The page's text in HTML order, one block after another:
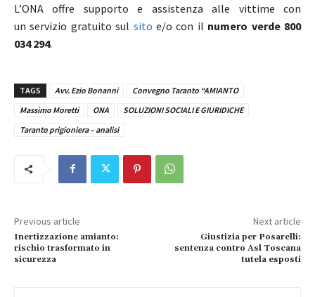
L’ONA offre supporto e assistenza alle vittime con
un servizio gratuito sul sito e/o con il numero verde 800
034 294.
TAGS Avv. Ezio Bonanni
Convegno Taranto “AMIANTO
Massimo Moretti
ONA
SOLUZIONI SOCIALI E GIURIDICHE
Taranto prigioniera – analisi
Previous article
Inertizzazione amianto:
rischio trasformato in
sicurezza
Next article
Giustizia per Posarelli:
sentenza contro Asl Toscana
tutela esposti